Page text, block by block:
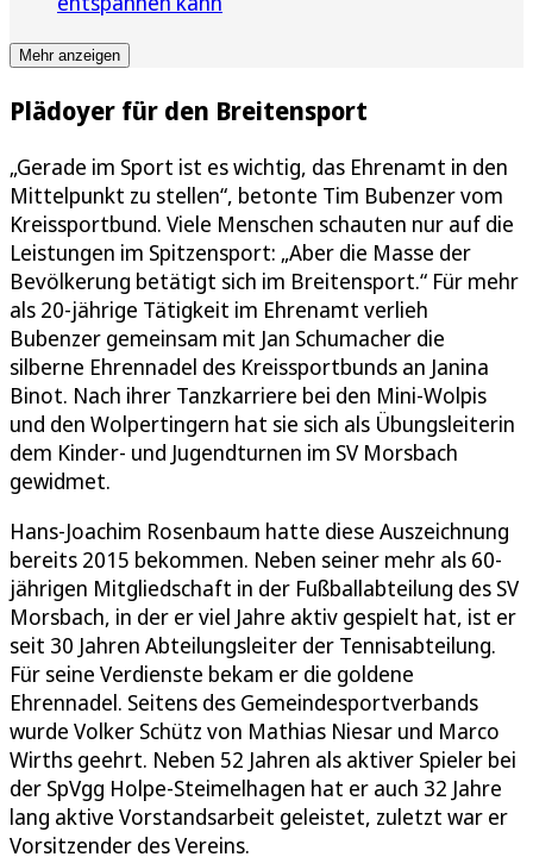
Mehr anzeigen
Plädoyer für den Breitensport
„Gerade im Sport ist es wichtig, das Ehrenamt in den
Mittelpunkt zu stellen“, betonte Tim Bubenzer vom
Kreissportbund. Viele Menschen schauten nur auf die
Leistungen im Spitzensport: „Aber die Masse der
Bevölkerung betätigt sich im Breitensport.“ Für mehr
als 20-jährige Tätigkeit im Ehrenamt verlieh
Bubenzer gemeinsam mit Jan Schumacher die
silberne Ehrennadel des Kreissportbunds an Janina
Binot. Nach ihrer Tanzkarriere bei den Mini-Wolpis
und den Wolpertingern hat sie sich als Übungsleiterin
dem Kinder- und Jugendturnen im SV Morsbach
gewidmet.
Hans-Joachim Rosenbaum hatte diese Auszeichnung
bereits 2015 bekommen. Neben seiner mehr als 60-
jährigen Mitgliedschaft in der Fußballabteilung des SV
Morsbach, in der er viel Jahre aktiv gespielt hat, ist er
seit 30 Jahren Abteilungsleiter der Tennisabteilung.
Für seine Verdienste bekam er die goldene
Ehrennadel. Seitens des Gemeindesportverbands
wurde Volker Schütz von Mathias Niesar und Marco
Wirths geehrt. Neben 52 Jahren als aktiver Spieler bei
der SpVgg Holpe-Steimelhagen hat er auch 32 Jahre
lang aktive Vorstandsarbeit geleistet, zuletzt war er
Vorsitzender des Vereins.